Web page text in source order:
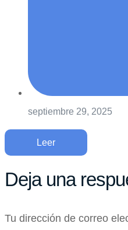
septiembre 29, 2025
Leer
Deja una
Tu dirección de correo